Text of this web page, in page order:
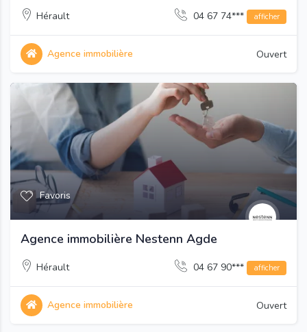
Hérault 04 67 74*** afficher
Agence immobilière Ouvert
Favoris
Agence immobilière Nestenn Agde
Hérault 04 67 90*** afficher
Agence immobilière Ouvert